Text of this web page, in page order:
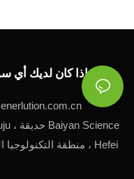
إذا كان لديك أي سؤال ، يرجى الاتصال بنا.
enerlution.com.cn